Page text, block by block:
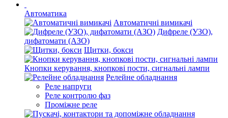
Автоматика
Автоматичні вимикачі
Дифреле (УЗО),
дифатомати (АЗО)
Щитки, бокси
Кнопки керування, кнопкові пости, сигнальні лампи
Релейне обладнання
Реле напруги
Реле контролю фаз
Проміжне реле